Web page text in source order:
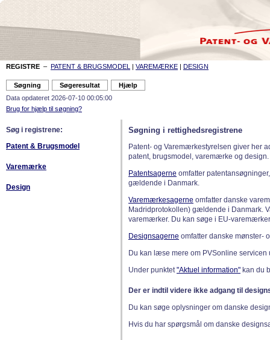
REGISTRE – PATENT & BRUGSMODEL | VAREMÆRKE | DESIGN
Data opdateret 2026-07-10 00:05:00
Brug for hjælp til søgning?
Søg i registrene:
Patent & Brugsmodel
Varemærke
Design
Søgning i rettighedsregistrene
Patent- og Varemærkestyrelsen giver her
patent, brugsmodel, varemærke og design.
Patentsagerne omfatter
gældende i Danmark.
Varemærkesagerne omfatter danske
Madridprotokollen) gældende i Danmark.
varemærker. Du kan søge i EU-
Designsagerne omfatter danske mønster-
Du kan læse mere om PVSonline
Under punktet"Aktuel information" kan du
Der er indtil videre ikke adgang til
Du kan søge oplysninger om danske
Hvis du har spørgsmål om danske